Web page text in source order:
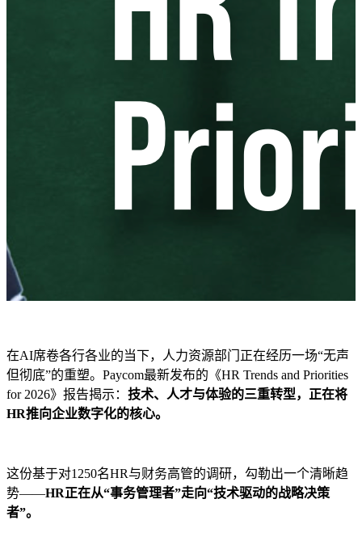
在AI席卷各行各业的当下，人力资源部门正在经历一场“无声
但彻底”的重塑。Paycom最新发布的《HR Trends and Priorities
for 2026》报告揭示： 技术、人才与体验的三重转型，正在将
HR推向企业数字化的核心。
这份基于对1250名HR与财务高管的调研，勾勒出一个清晰趋
势——HR正在从“事务管理者”走向“技术驱动的战略决策
者”。